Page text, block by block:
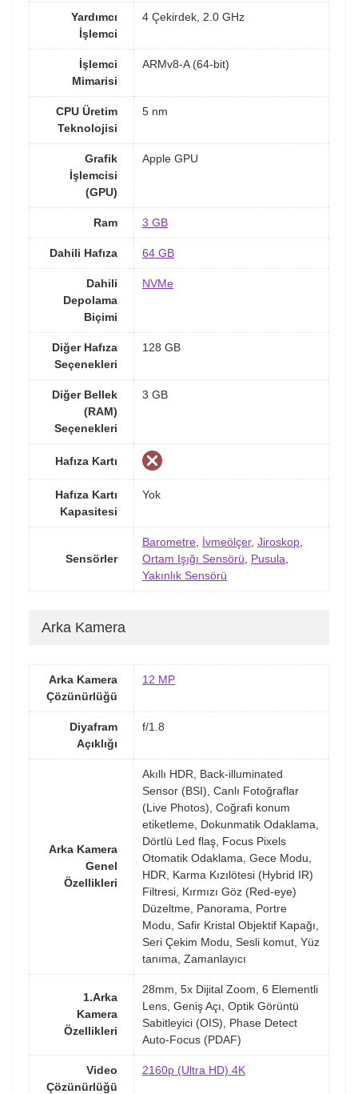
Yardımcı
İşlemci
4 Çekirdek, 2.0 GHz
İşlemci
Mimarisi
ARMv8-A (64-bit)
CPU Üretim
Teknolojisi
5 nm
Grafik
İşlemcisi
(GPU)
Apple GPU
Ram 3 GB
Dahili Hafıza 64 GB
Dahili
Depolama
Biçimi
NVMe
Diğer Hafıza
Seçenekleri
128 GB
Diğer Bellek
(RAM)
Seçenekleri
3 GB
Hafıza Kartı
Hafıza Kartı
Kapasitesi
Yok
Sensörler
Barometre İvmeölçer, Jiroskop
Ortam Işığı Sensörü
Pusula
Yakınlık Sensörü
Arka Kamera
Arka Kamera
Çözünürlüğü
12 MP
Diyafram
Açıklığı
f/1.8
Arka Kamera
Genel
Özellikleri
Akıllı HDR, Back-illuminated
Sensor (BSI), Canlı Fotoğraflar
(Live Photos), Coğrafi konum
etiketleme, Dokunmatik Odaklama,
Dörtlü Led flaş, Focus Pixels
Otomatik Odaklama, Gece Modu,
HDR, Karma Kızılötesi (Hybrid IR)
Filtresi, Kırmızı Göz (Red-eye)
Düzeltme, Panorama, Portre
Modu, Safir Kristal Objektif Kapağı,
Seri Çekim Modu, Sesli komut, Yüz
tanıma, Zamanlayıcı
1.Arka
Kamera
Özellikleri
28mm, 5x Dijital Zoom, 6 Elementli
Lens, Geniş Açı, Optik Görüntü
Sabitleyici (OIS), Phase Detect
Auto-Focus (PDAF)
Video
Çözünürlüğü
2160p (Ultra HD) 4K